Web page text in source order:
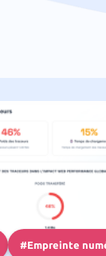
#Empreinte